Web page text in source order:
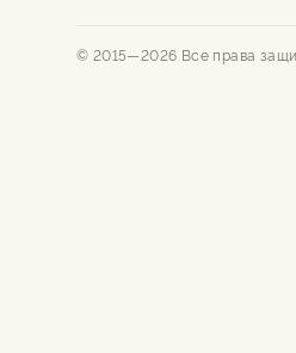
© 2015—2026 Все права